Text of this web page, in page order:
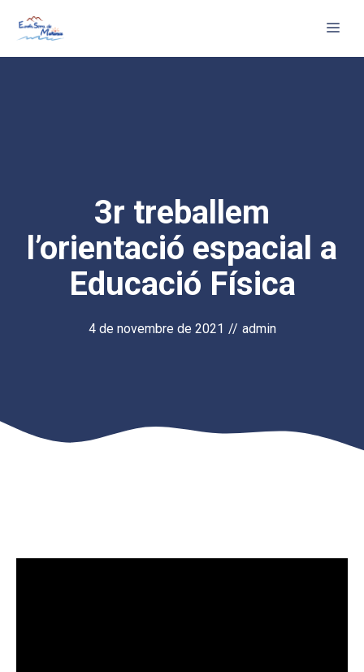
3r treballem
l’orientació espacial a
Educació Física
4 de novembre de 2021 // admin